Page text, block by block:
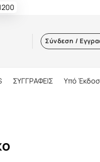
Σύνδεση /
ΣΥΓΓΡΑΦΕΙΣ Υπό